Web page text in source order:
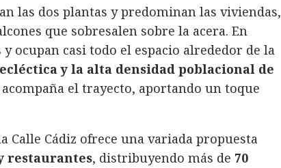
las dos plantas y predominan las viviendas,
que sobresalen sobre la acera. En
ocupan casi todo el espacio alrededor de la
y la alta densidad poblacional de
el trayecto, aportando un toque
Calle Cádiz ofrece una variada propuesta
restaurantes, distribuyendo más de 70